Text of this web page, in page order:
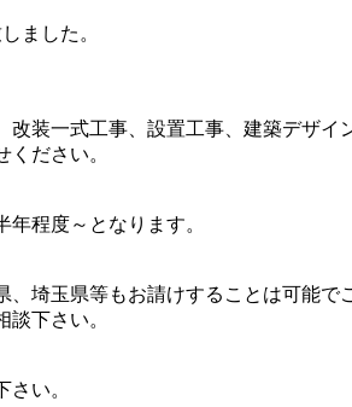
ました。
装一式工事、設置工事、建築デザイ
ださい。
程度～となります。
埼玉県等もお請けすることは可能で
下さい。
い。